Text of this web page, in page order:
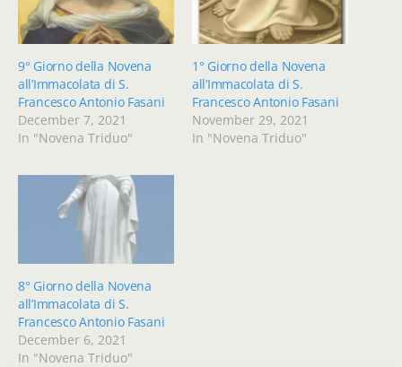
9° Giorno della Novena
all’Immacolata di S.
Francesco Antonio Fasani
December 7, 2021
In "Novena Triduo"
1° Giorno della Novena
all’Immacolata di S.
Francesco Antonio Fasani
November 29, 2021
In "Novena Triduo"
8° Giorno della Novena
all’Immacolata di S.
Francesco Antonio Fasani
December 6, 2021
In "Novena Triduo"